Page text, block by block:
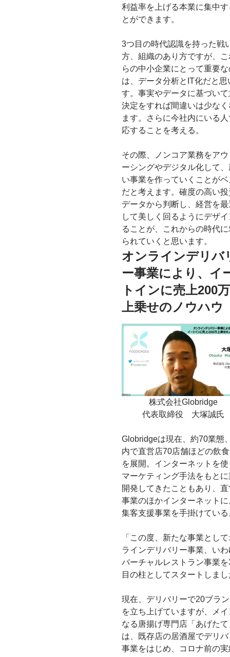
利益率を上げる本業に集中
とができます。
3つ目の時代認識を持った戦
方、組織のあり方ですが、
らの中小企業にとって重要
は、データ分析とIT化だと思
す。事実やデータに基づい
決定をすれば間違いは少な
ます。さらに今社内にいる
応することを考える。
その際、ノンコア業務をア
ーシングやデジタル化して
い事業を作っていくことが
だと考えます。確度の高い
データから判断し、経営を
して美しく回るようにデザ
ることが、これからの時代
られていくと思います。
オンラインデリバ
ー事業により、イ
トインに売上200
上乗せのノウハウ
株式会社Globridge
代表取締役 大塚誠氏
Globridgeは現在、約70業態
内で直営店70店舗ほどの飲
を展開。インターネットを
マーケティング手法をもと
開発してきたこともあり、
事業のほかインターネット
集客支援事業を手掛けてい
「この度、新たな事業とし
ラインデリバリー事業、い
バーチャルレストラン事業
目の柱としてスタートしま
現在、デリバリーで20ブラ
を立ち上げていますが、メ
なる唐揚げ専門店「あげた
は、既存店の居酒屋でデリ
事業をはじめ、コロナ前の